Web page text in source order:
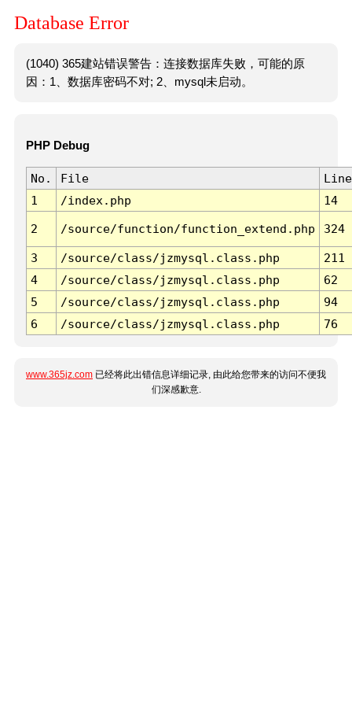
Database Error
(1040) 365建站错误警告：连接数据库失败，可能的原
因：1、数据库密码不对; 2、mysql未启动。
PHP Debug
No. File
Line
1
/index.php 14
2 /source/function/function_extend.php 324
3 /source/class/jzmysql.class.php
211
4
/source/class/jzmysql.class.php
62
5
/source/class/jzmysql.class.php
94
6
/source/class/jzmysql.class.php 76
www.365jz.com 已经将此出错信息详细记录, 由此给您带来的访问不便我
们深感歉意.